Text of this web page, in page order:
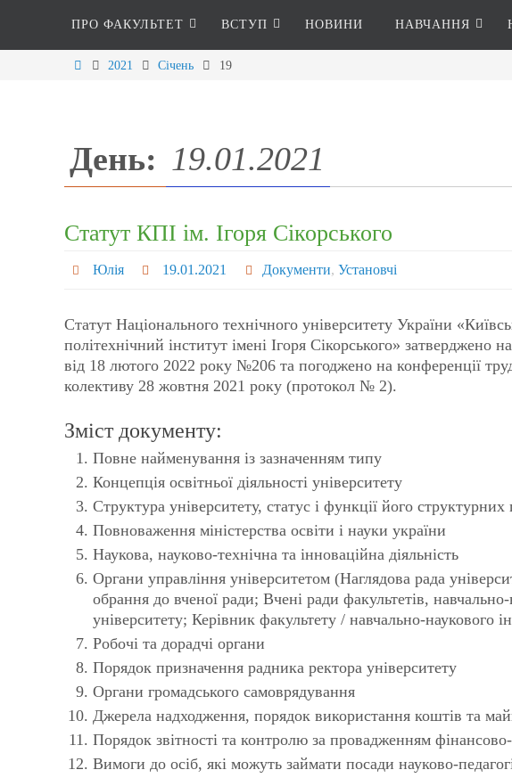
ПРО ФАКУЛЬТЕТ ВСТУП НОВИНИ НАВЧАННЯ
2021 Січень 19
День: 19.01.2021
Статут КПІ ім. Ігоря Сікорського
Юлія 19.01.2021 Документи,Установчі
Статут Національного технічного університету України
політехнічний інститут імені Ігоря Сікорського»
від 18 лютого 2022 року №206 та погоджено на конференції
колективу 28 жовтня 2021 року (протокол № 2).
Зміст документу:
Повне найменування із зазначенням типу
Концепція освітньої діяльності університету
Структура університету, статус і функції його структурних
Повноваження міністерства освіти і науки україни
Наукова, науково-технічна та інноваційна діяльність
Органи управління університетом (Наглядова рада
обрання до вченої ради; Вчені ради факультетів,
університету; Керівник факультету / навчально-наукового
Робочі та дорадчі органи
Порядок призначення радника ректора університету
Органи громадського самоврядування
Джерела надходження, порядок використання коштів та
Порядок звітності та контролю за провадженням фінансово-
Вимоги до осіб, які можуть займати посади науково-